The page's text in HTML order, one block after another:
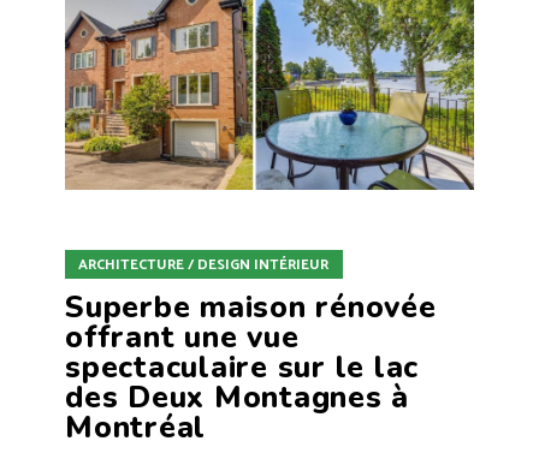
ARCHITECTURE / DESIGN INTÉRIEUR
Superbe maison rénovée
offrant une vue
spectaculaire sur le lac
des Deux Montagnes à
Montréal